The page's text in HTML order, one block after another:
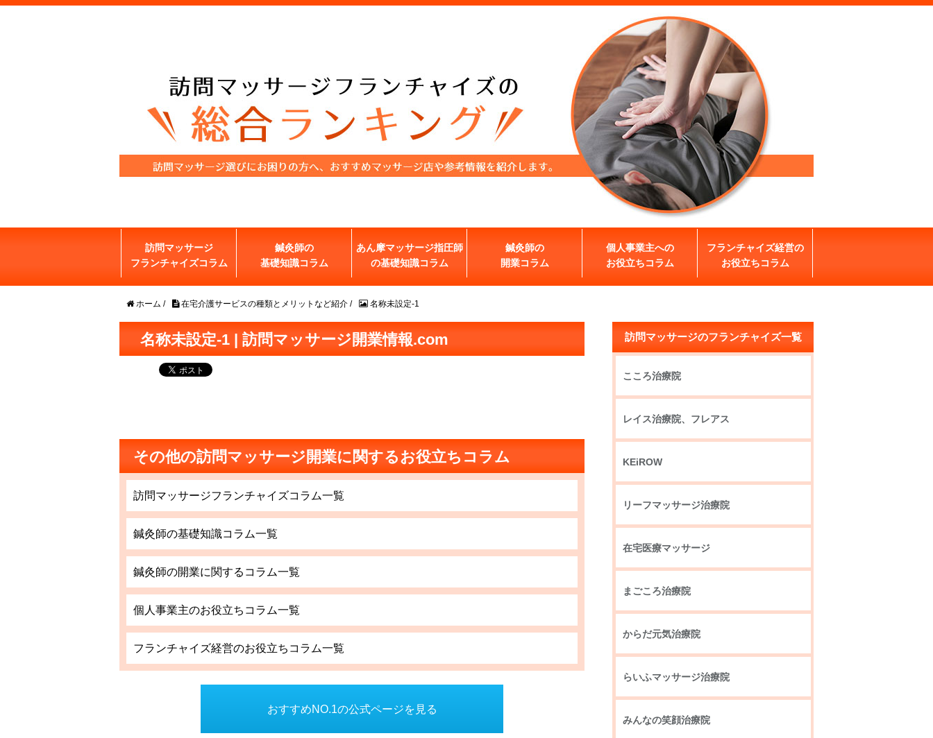
訪問マッサージ
フランチャイズコラム
鍼灸師の
基礎知識コラム
あん摩マッサージ指圧師
の基礎知識コラム
鍼灸師の
開業コラム
個人事業主への
お役立ちコラム
フランチャイズ経営の
お役立ちコラム
ホーム / 在宅介護サービスの種類とメリットなど紹介 / 名称未設定-1
名称未設定-1 | 訪問マッサージ開業情報.com
その他の訪問マッサージ開業に関するお役立ちコラム
訪問マッサージフランチャイズコラム一覧
鍼灸師の基礎知識コラム一覧
鍼灸師の開業に関するコラム一覧
個人事業主のお役立ちコラム一覧
フランチャイズ経営のお役立ちコラム一覧
おすすめNO.1の公式ページを見る
訪問マッサージのフランチャイズ一覧
こころ治療院
レイス治療院、フレアス
KEiROW
リーフマッサージ治療院
在宅医療マッサージ
まごころ治療院
からだ元気治療院
らいふマッサージ治療院
みんなの笑顔治療院